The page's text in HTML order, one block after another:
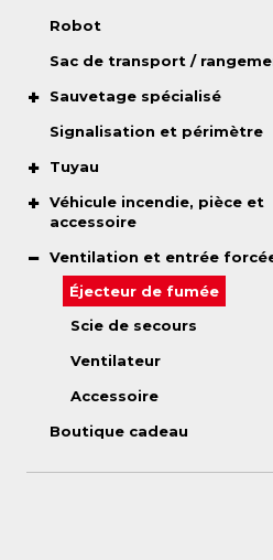
Robot
Sac de transport /
Sauvetage spécialisé
Signalisation et périmètre
Tuyau
Véhicule incendie, pièce et
accessoire
Ventilation et entrée
Éjecteur de fumée
Scie de secours
Ventilateur
Accessoire
Boutique cadeau